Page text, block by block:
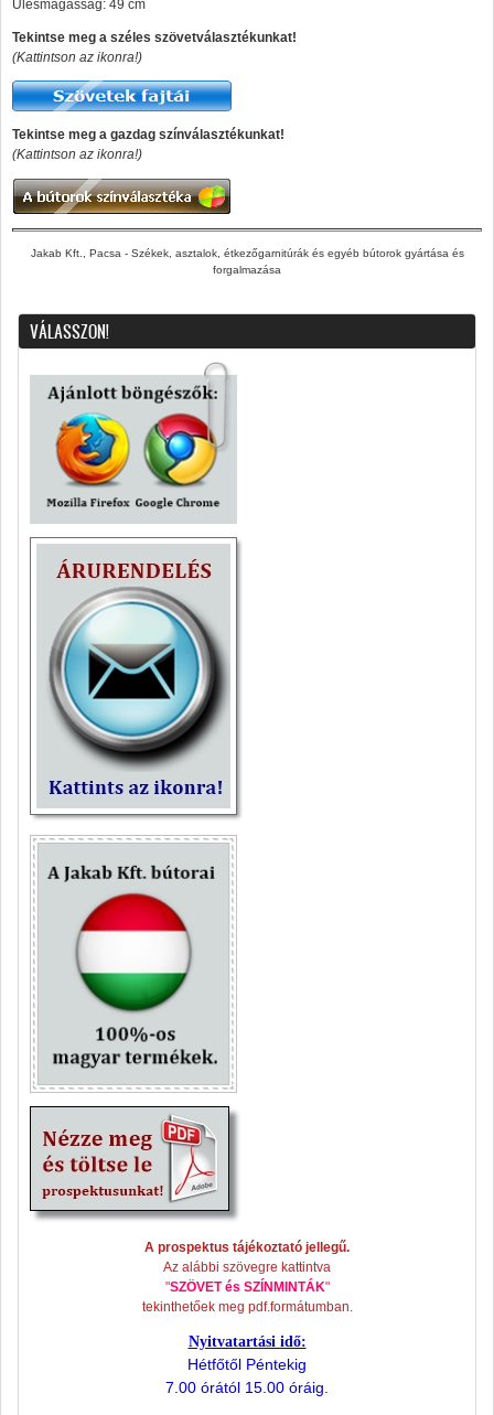
Ülésmagasság: 49 cm
Tekintse meg a széles szövetválasztékunkat!
(Kattintson az ikonra!)
Tekintse meg a gazdag színválasztékunkat!
(Kattintson az ikonra!)
Jakab Kft., Pacsa - Székek, asztalok, étkezőgarnitúrák és egyéb bútorok gyártása és
forgalmazása
VÁLASSZON!
A prospektus tájékoztató jellegű.
Az alábbi szövegre kattintva
"SZÖVET és SZÍNMINTÁK"
tekinthetőek meg pdf.formátumban.
Nyitvatartási idő:
Hétfőtől Péntekig
7.00 órától 15.00 óráig.